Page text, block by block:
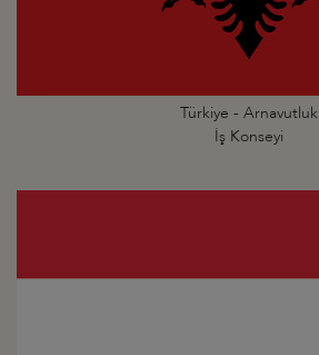
Türkiye - Arnavutluk
İş Konseyi